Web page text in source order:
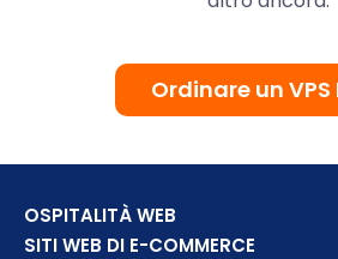
Ordinare un VPS
OSPITALITÀ WEB
SITI WEB DI E-COMMERCE